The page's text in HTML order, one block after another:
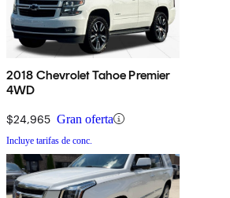
2018 Chevrolet Tahoe Premier
4WD
$24,965 Gran oferta
Incluye tarifas de conc.